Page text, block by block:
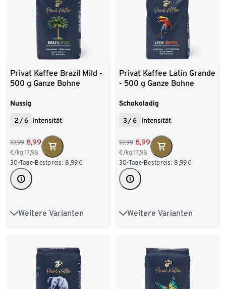
6 x 1 kg Ganze Bohne
8 x 1 kg Ganze Bohne
6 x 1 kg Ganze Bohne
8 x 1 kg Ganze Bohne
Privat Kaffee Brazil Mild -
500 g Ganze Bohne
Nussig
2 /6 Intensität
10,99 8,99
€/kg 17,98
30-Tage-Bestpreis: 8,99€
Weitere Varianten
500 g Ganze Bohne
6 x 500 g Ganze Bohne
8 x 1 kg Ganze Bohne
Privat Kaffee Latin Grande
- 500 g Ganze Bohne
Schokoladig
3 /6 Intensität
10,99 8,99
€/kg 17,98
30-Tage-Bestpreis: 8,99€
Weitere Varianten
500 g Ganze Bohne
500 g Gemahlen
9 x 500 g Gemahlen